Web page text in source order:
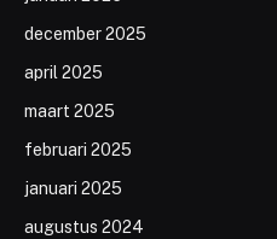
december 2025
april 2025
maart 2025
februari 2025
januari 2025
augustus 2024